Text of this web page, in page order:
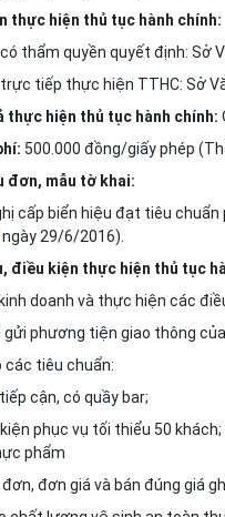
thực hiện thủ tục hành chính:
thẩm quyền quyết định: Sở
tiếp thực hiện TTHC: Sở
thực hiện thủ tục hành chính:
500.000 đồng/giấy phép
đơn, mẫu tờ khai:
cấp biển hiệu đạt tiêu chuẩn
ngày 29/6/2016).
điều kiện thực hiện thủ tục
doanh và thực hiện các
gửi phương tiện giao thông
các tiêu chuẩn:
cận, có quầy bar;
phục vụ tối thiểu 50
phẩm
đơn giá và bán đúng giá